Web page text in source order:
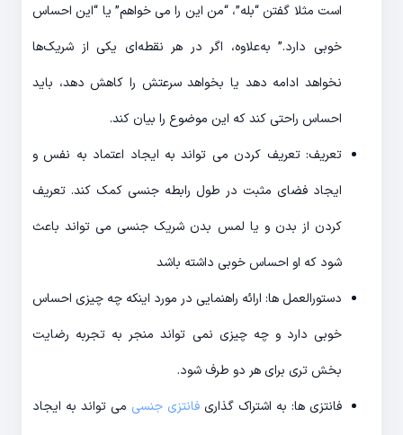
است مثلا گفتن “بله”، “من این را می خواهم” یا “این احساس
خوبی دارد.” به‌علاوه، اگر در هر نقطه‌ای یکی از شریک‌ها
نخواهد ادامه دهد یا بخواهد سرعتش را کاهش دهد، باید
احساس راحتی کند که این موضوع را بیان کند.
تعریف: تعریف کردن می تواند به ایجاد اعتماد به نفس و
ایجاد فضای مثبت در طول رابطه جنسی کمک کند. تعریف
کردن از بدن و یا لمس بدن شریک جنسی می تواند باعث
شود که او احساس خوبی داشته باشد
دستورالعمل ها: ارائه راهنمایی در مورد اینکه چه چیزی احساس
خوبی دارد و چه چیزی نمی تواند منجر به تجربه رضایت
بخش تری برای هر دو طرف شود.
فانتزی ها: به اشتراک گذاری فانتزی جنسی می تواند به ایجاد